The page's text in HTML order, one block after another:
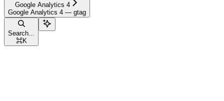
Google Analytics 4
Google Analytics 4 — gtag
Search...
⌘K